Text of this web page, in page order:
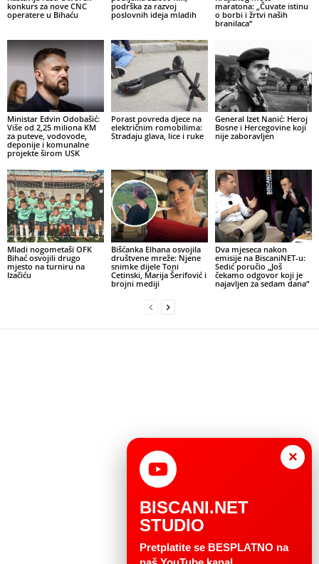
konkurs za nove CNC
operatere u Bihaću
podrška za razvoj
poslovnih ideja mladih
maratona: „Čuvate istinu
o borbi i žrtvi naših
branilaca“
Ministar Edvin Odobašić:
Više od 2,25 miliona KM
za puteve, vodovode,
deponije i komunalne
projekte širom USK
Porast povreda djece na
električnim romobilima:
Stradaju glava, lice i ruke
General Izet Nanić: Heroj
Bosne i Hercegovine koji
nije zaboravljen
Mladi nogometaši OFK
Bihać osvojili drugo
mjesto na turniru na
Izačiću
Bišćanka Elhana osvojila
društvene mreže: Njene
snimke dijele Toni
Cetinski, Marija Šerifović i
brojni mediji
Dva mjeseca nakon
emisije na BiscaniNET-u:
Sedić poručio „Još
čekamo odgovor koji je
najavljen za sedam dana“
×
BISCANI.NET
STUDIO
Pretplatite se BESPLATNO na